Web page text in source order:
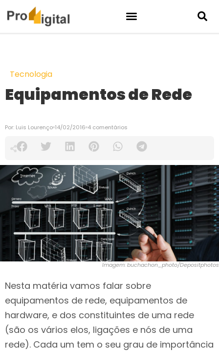
Tecnologia
Equipamentos de Rede
Por: Luis Lourenço 14/02/2016 4 comentários
Imagem: buchachon_photo/Depositphotos
Nesta matéria vamos falar sobre
equipamentos de rede, equipamentos de
hardware, e dos constituintes de uma rede
(são os vários elos, ligações e nós de uma
rede). Cada um tem o seu grau de importância